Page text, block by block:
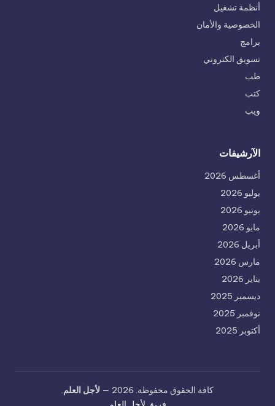
أنظمة تشغيل
الخصوصية والأمان
برامج
تسويق الكتروني
طب
كتب
ويب
الآرشيفات
أغسطس 2026
يوليو 2026
يونيو 2026
مايو 2026
أبريل 2026
مارس 2026
يناير 2026
ديسمبر 2025
نوفمبر 2025
أكتوبر 2025
كافة الحقوق محفوظة. 2026 — لأجل العلم.